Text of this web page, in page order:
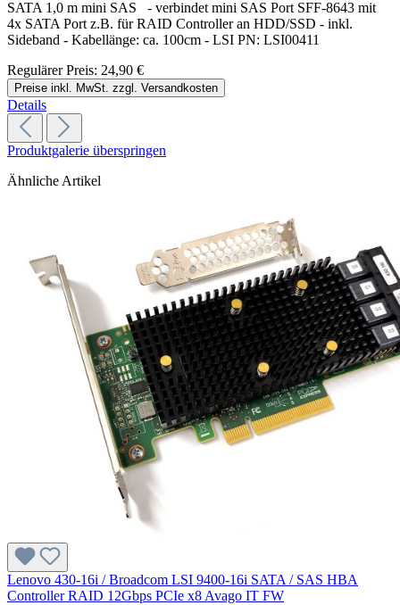
SATA 1,0 m mini SAS - verbindet mini SAS Port SFF-8643 mit
4x SATA Port z.B. für RAID Controller an HDD/SSD - inkl.
Sideband - Kabellänge: ca. 100cm - LSI PN: LSI00411
Regulärer Preis: 24,90 €
Preise inkl. MwSt. zzgl. Versandkosten
Details
Produktgalerie überspringen
Ähnliche Artikel
Lenovo 430-16i / Broadcom LSI 9400-16i SATA / SAS HBA
Controller RAID 12Gbps PCIe x8 Avago IT FW